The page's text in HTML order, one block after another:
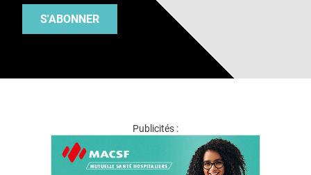
S'ABONNER
Publicités :